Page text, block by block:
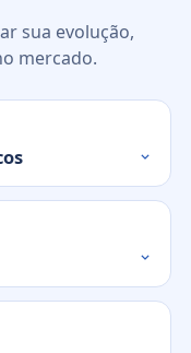
sua evolução,
mercado.